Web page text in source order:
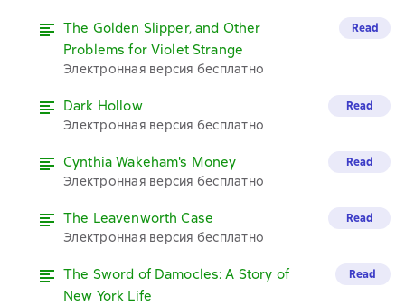
The Golden Slipper, and Other
Problems for Violet Strange
Электронная версия бесплатно
Read
Dark Hollow
Электронная версия бесплатно
Read
Cynthia Wakeham's Money
Электронная версия бесплатно
Read
The Leavenworth Case
Электронная версия бесплатно
Read
The Sword of Damocles: A Story of
New York Life
Read